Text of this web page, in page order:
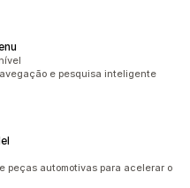
e pesquisa inteligente
peças automotivas para acelerar o